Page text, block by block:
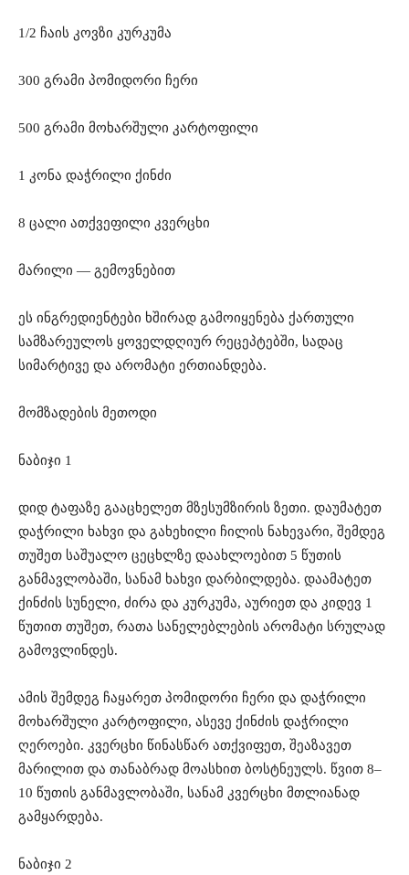
1/2 ჩაის კოვზი კურკუმა
300 გრამი პომიდორი ჩერი
500 გრამი მოხარშული კარტოფილი
1 კონა დაჭრილი ქინძი
8 ცალი ათქვეფილი კვერცხი
მარილი — გემოვნებით
ეს ინგრედიენტები ხშირად გამოიყენება ქართული
სამზარეულოს ყოველდღიურ რეცეპტებში, სადაც
სიმარტივე და არომატი ერთიანდება.
მომზადების მეთოდი
ნაბიჯი 1
დიდ ტაფაზე გააცხელეთ მზესუმზირის ზეთი. დაუმატეთ
დაჭრილი ხახვი და გახეხილი ჩილის ნახევარი, შემდეგ
თუშეთ საშუალო ცეცხლზე დაახლოებით 5 წუთის
განმავლობაში, სანამ ხახვი დარბილდება. დაამატეთ
ქინძის სუნელი, ძირა და კურკუმა, აურიეთ და კიდევ 1
წუთით თუშეთ, რათა სანელებლების არომატი სრულად
გამოვლინდეს.
ამის შემდეგ ჩაყარეთ პომიდორი ჩერი და დაჭრილი
მოხარშული კარტოფილი, ასევე ქინძის დაჭრილი
ღეროები. კვერცხი წინასწარ ათქვიფეთ, შეაზავეთ
მარილით და თანაბრად მოასხით ბოსტნეულს. წვით 8–
10 წუთის განმავლობაში, სანამ კვერცხი მთლიანად
გამყარდება.
ნაბიჯი 2